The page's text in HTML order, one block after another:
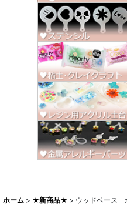
ホーム > ★新商品★ > ウッドベース